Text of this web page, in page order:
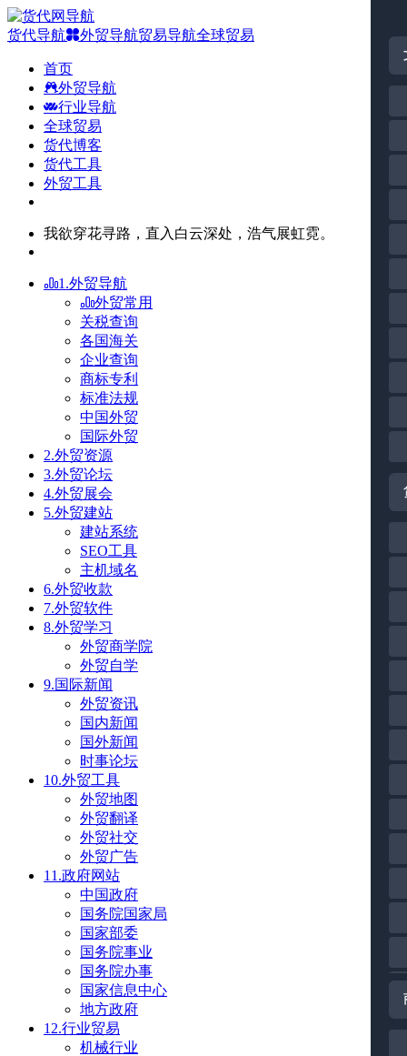
货代导航 外贸导航贸易导航全球贸易
首页
外贸导航
行业导航
全球贸易
货代博客
货代工具
外贸工具
我欲穿花寻路，直入白云深处，浩气展虹霓。
1.外贸导航
外贸常用
关税查询
各国海关
企业查询
商标专利
标准法规
中国外贸
国际外贸
2.外贸资源
3.外贸论坛
4.外贸展会
5.外贸建站
建站系统
SEO工具
主机域名
6.外贸收款
7.外贸软件
8.外贸学习
外贸商学院
外贸自学
9.国际新闻
外贸资讯
国内新闻
国外新闻
时事论坛
10.外贸工具
外贸地图
外贸翻译
外贸社交
外贸广告
11.政府网站
中国政府
国务院国家局
国家部委
国务院事业
国务院办事
国家信息中心
地方政府
12.行业贸易
机械行业